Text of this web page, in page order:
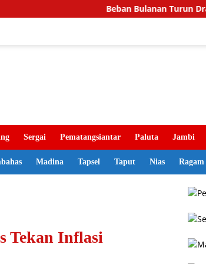
Beban Bulanan Turun Drastis,
Sergai Pematangsiantar Paluta Jambi
Madina Tapsel Taput Nias Ragam
Tekan Inflasi